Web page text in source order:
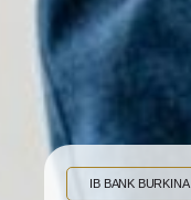
IB BANK BURKINA